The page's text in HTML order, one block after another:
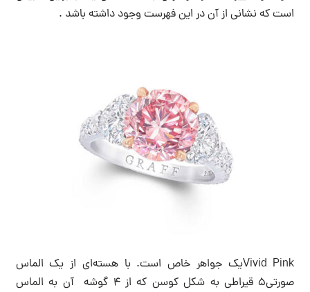
است که نشانی از آن در این فهرست وجود داشته باشد .
Vivid Pinkیک جواهر خاص است. با هسته‌ای از یک الماس
صورتی5 قیراطی به شکل کوسن که از ۴ گوشه آن به الماس